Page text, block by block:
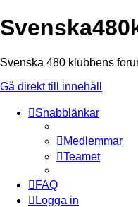
Svenska 480 klubbens
Gå direkt till innehåll
Snabblänkar
Medlemmar
Teamet
FAQ
Logga in